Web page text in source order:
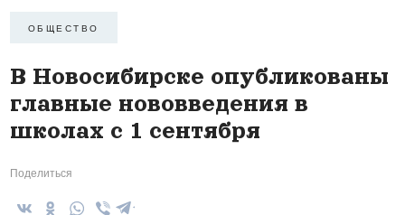
ОБЩЕСТВО
В Новосибирске опубликованы
главные нововведения в
школах с 1 сентября
Поделиться